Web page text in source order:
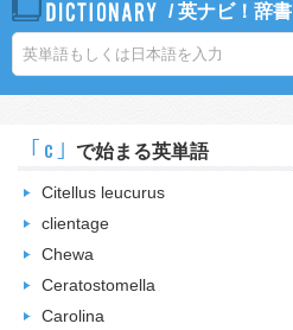
/英ナビ！辞書
｢c｣ で始まる英単語
Citellus leucurus
clientage
Chewa
Ceratostomella
Carolina